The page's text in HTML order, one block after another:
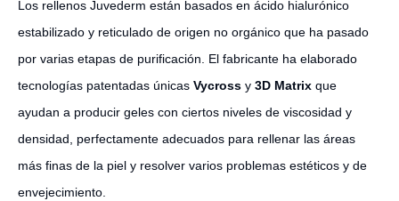
Los rellenos Juvederm están basados en ácido hialurónico
estabilizado y reticulado de origen no orgánico que ha pasado
por varias etapas de purificación. El fabricante ha elaborado
tecnologías patentadas únicas Vycross y 3D Matrix que
ayudan a producir geles con ciertos niveles de viscosidad y
densidad, perfectamente adecuados para rellenar las áreas
más finas de la piel y resolver varios problemas estéticos y de
envejecimiento.